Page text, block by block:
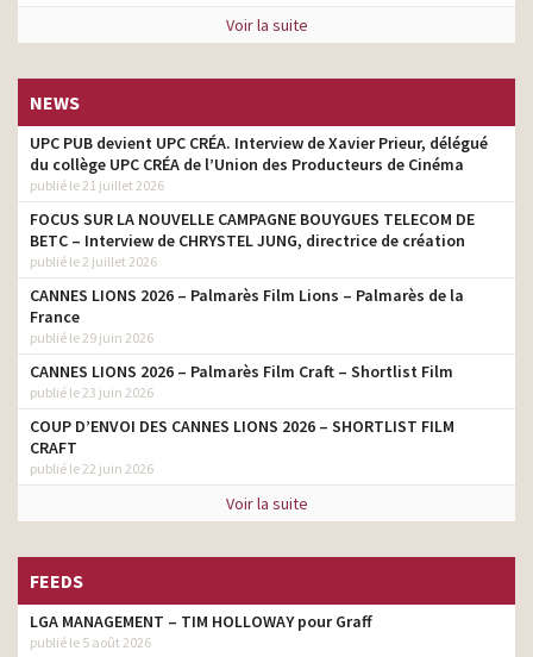
Voir la suite
NEWS
UPC PUB devient UPC CRÉA. Interview de Xavier Prieur, délégué
du collège UPC CRÉA de l’Union des Producteurs de Cinéma
publié le 21 juillet 2026
FOCUS SUR LA NOUVELLE CAMPAGNE BOUYGUES TELECOM DE
BETC – Interview de CHRYSTEL JUNG, directrice de création
publié le 2 juillet 2026
CANNES LIONS 2026 – Palmarès Film Lions – Palmarès de la
France
publié le 29 juin 2026
CANNES LIONS 2026 – Palmarès Film Craft – Shortlist Film
publié le 23 juin 2026
COUP D’ENVOI DES CANNES LIONS 2026 – SHORTLIST FILM
CRAFT
publié le 22 juin 2026
Voir la suite
FEEDS
LGA MANAGEMENT – TIM HOLLOWAY pour Graff
publié le 5 août 2026